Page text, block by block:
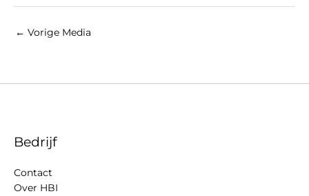
← Vorige Media
Bedrijf
Contact
Over HBI